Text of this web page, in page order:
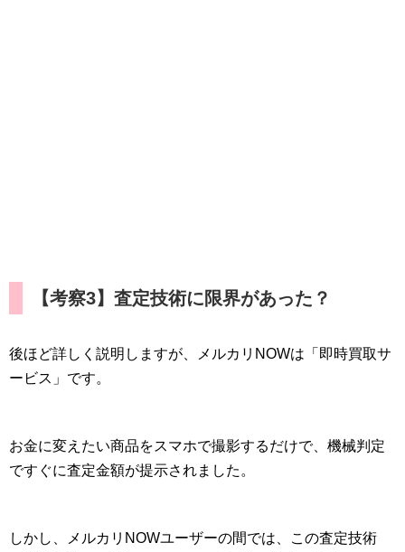
【考察3】査定技術に限界があった？
後ほど詳しく説明しますが、メルカリNOWは「即時買取サ
ービス」です。
お金に変えたい商品をスマホで撮影するだけで、機械判定
ですぐに査定金額が提示されました。
しかし、メルカリNOWユーザーの間では、この査定技術